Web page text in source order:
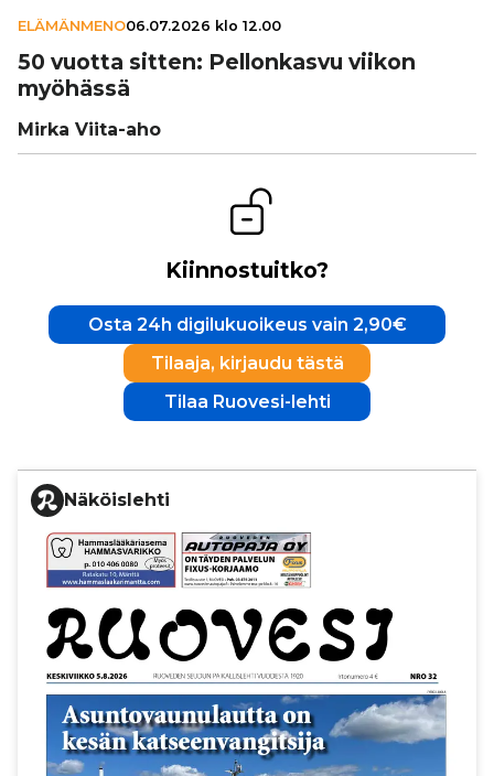
ELÄMÄNMENO06.07.2026 klo 12.00
50 vuotta sitten: Pel­lon­kasvu viikon
myöhässä
Mirka Viita-aho
Kiinnostuitko?
Osta 24h digilukuoikeus vain 2,90€
Tilaaja, kirjaudu tästä
Tilaa Ruovesi-lehti
Näköislehti